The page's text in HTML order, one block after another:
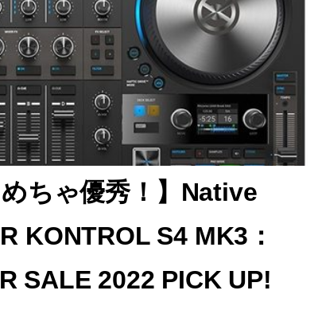
ちゃ優秀！】Native
KONTROL S4 MK3：
SALE 2022 PICK UP!